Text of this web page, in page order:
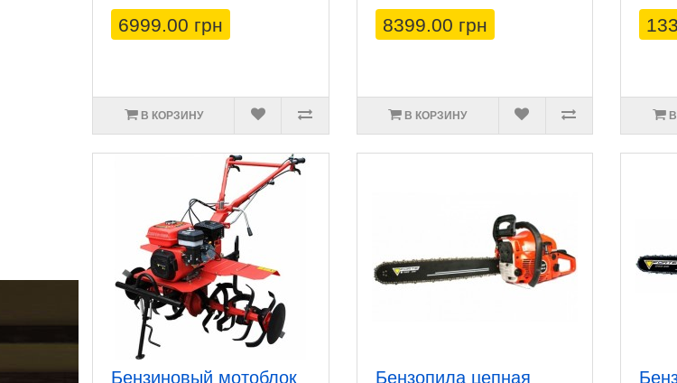
6999.00 грн
В КОРЗИНУ
8399.00 грн
В КОРЗИНУ
Бензиновый мотоблок
Бензопила цепная